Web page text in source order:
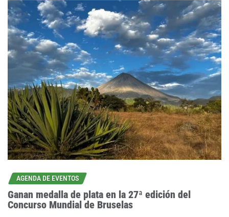
AGENDA DE EVENTOS
Ganan medalla de plata en la 27ª edición del
Concurso Mundial de Bruselas